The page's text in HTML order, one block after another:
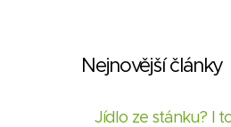
Nejnovější články
Jídlo ze stánku? I